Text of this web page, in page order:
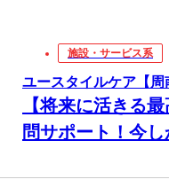
施設・サービス系
ユースタイルケア【
【将来に活きる
問サポート！今